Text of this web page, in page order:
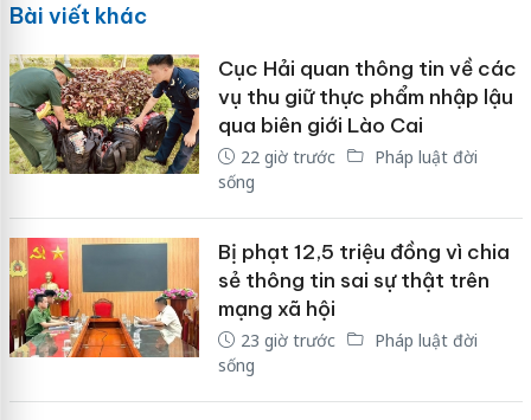
Bài viết khác
Cục Hải quan thông tin về các
vụ thu giữ thực phẩm nhập lậu
qua biên giới Lào Cai
22 giờ trước
Pháp luật đời
sống
Bị phạt 12,5 triệu đồng vì chia
sẻ thông tin sai sự thật trên
mạng xã hội
23 giờ trước
Pháp luật đời
sống